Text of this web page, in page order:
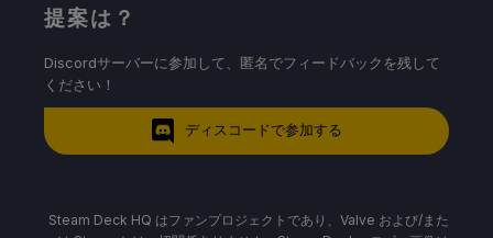
提案は？
Discordサーバーに参加して、匿名でフィードバックを残して
ください！
ディスコードで参加する
Steam Deck HQ はファンプロジェクトであり、Valve および/また